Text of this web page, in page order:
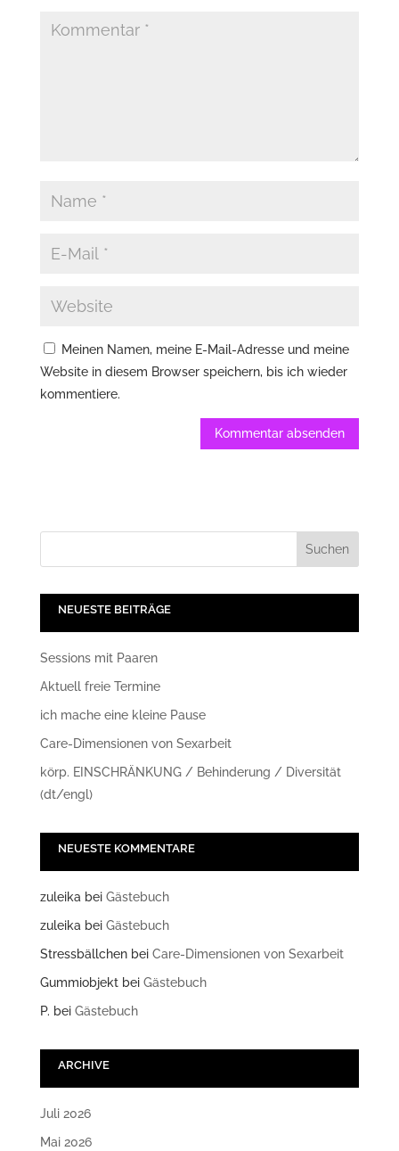
Meinen Namen, meine E-Mail-Adresse und meine
Website in diesem Browser speichern, bis ich wieder
kommentiere.
NEUESTE BEITRÄGE
Sessions mit Paaren
Aktuell freie Termine
ich mache eine kleine Pause
Care-Dimensionen von Sexarbeit
körp. EINSCHRÄNKUNG / Behinderung / Diversität
(dt/engl)
NEUESTE KOMMENTARE
zuleikabei Gästebuch
zuleikabei Gästebuch
Stressbällchenbei Care-Dimensionen von Sexarbeit
Gummiobjektbei Gästebuch
P. bei Gästebuch
ARCHIVE
Juli 2026
Mai 2026